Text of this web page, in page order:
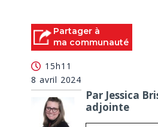
Partager à
ma communauté
15h11
8 avril 2024
Par Jessica
adjointe